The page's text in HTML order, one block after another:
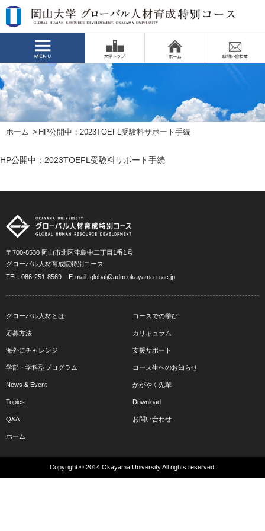
ホーム HP公開中：2023TOEFL受験料サポート手続
HP公開中：2023TOEFL受験料サポート手続
〒700-8530 岡山市北区津島中二丁目1番1号
グローバル人材育成院特別コース
TEL. 086-251-8569 E-mail. global@adm.okayama-u.ac.jp
グローバル人材とは コースでの学び
応募方法 カリキュラム
海外にチャレンジ 支援サポート
学部・学科型プログラム コース生へのお知らせ
News & Event かがやく先輩
Topics Download
Q&A お問い合わせ
ホーム
Copyright © 2014 Okayama University All rights reserved.